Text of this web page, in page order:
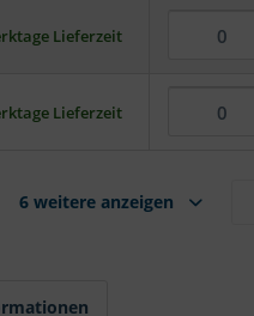
Lieferzeit
Lieferzeit
6 weitere anzeigen